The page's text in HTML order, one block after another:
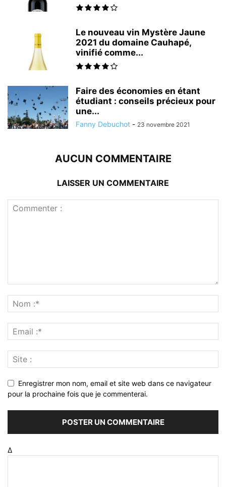
Le nouveau vin Mystère Jaune
2021 du domaine Cauhapé,
vinifié comme...
Faire des économies en étant
étudiant : conseils précieux pour
une...
Fanny Debuchot - 23 novembre 2021
AUCUN COMMENTAIRE
LAISSER UN COMMENTAIRE
Enregistrer mon nom, email et site web dans ce navigateur
pour la prochaine fois que je commenterai.
Δ